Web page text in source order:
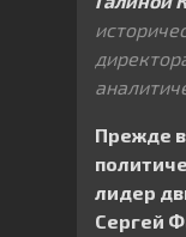
Прежде
лидер
Сергей